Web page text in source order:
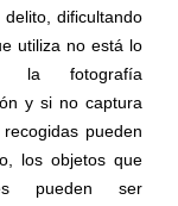
dificultando
utiliza no está lo
la fotografía
y si no captura
pueden
los objetos que
pueden ser